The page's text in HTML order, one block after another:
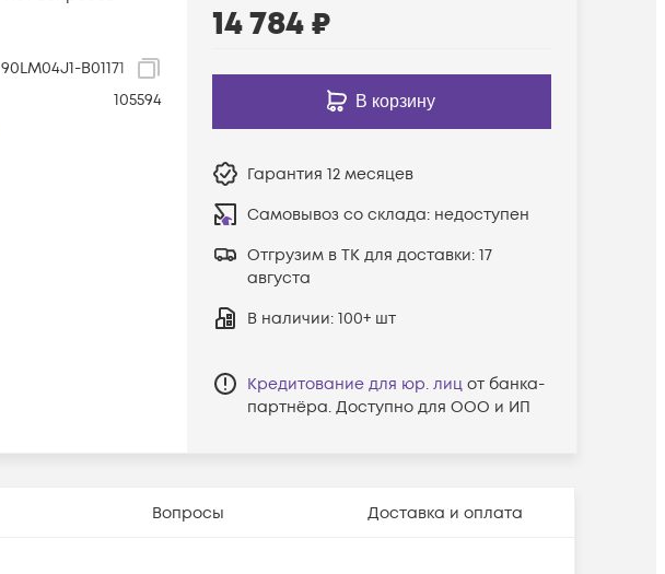
90LM04J1-B01171
105594
14 784₽
В корзину
Гарантия 12 месяцев
Самовывоз со склада: недоступен
Отгрузим в ТК для доставки: 17
августа
В наличии: 100+ шт
Кредитование для юр. лиц от банка-
партнёра. Доступно для ООО и ИП
Вопросы Доставка и оплата